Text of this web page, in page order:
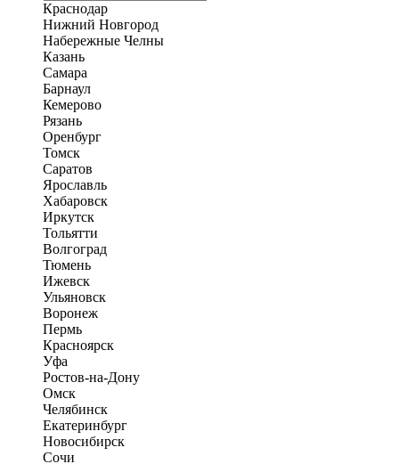
Краснодар
Нижний Новгород
Набережные Челны
Казань
Самара
Барнаул
Кемерово
Рязань
Оренбург
Томск
Саратов
Ярославль
Хабаровск
Иркутск
Тольятти
Волгоград
Тюмень
Ижевск
Ульяновск
Воронеж
Пермь
Красноярск
Уфа
Ростов-на-Дону
Омск
Челябинск
Екатеринбург
Новосибирск
Сочи